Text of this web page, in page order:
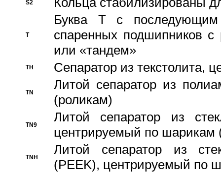
S2
T
Буква T с
спаренных подшипников
или «тандем»
TH Сепаратор из текстолита,
TN
Литой сепаратор из
(роликам)
TN9
Литой сепаратор из
центрируемый по шарикам
TNH
Литой сепаратор из
(PEEK), центрируемый по